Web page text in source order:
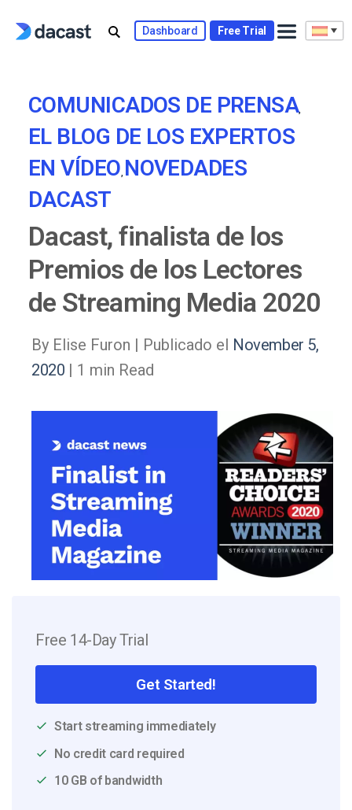
Dashboard Free Trial
COMUNICADOS DE PRENSA,
EL BLOG DE LOS EXPERTOS
EN VÍDEO NOVEDADES
DACAST
Dacast, finalista de los
Premios de los Lectores
de Streaming Media 2020
By Elise Furon | Publicado el November 5,
2020 | 1 min Read
Free 14-Day Trial
Get Started!
Start streaming immediately
No credit card required
10 GB of bandwidth